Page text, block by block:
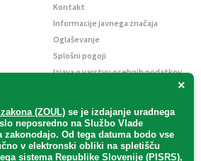
×
(ZOUL) se je izdajanje uradnega
neposredno na Službo Vlade
zakonodajo. Od tega datuma bodo vse
v elektronski obliki na spletišču
sistema Republike Slovenije (PISRS),
Kontakt
Informacije javnega značaja
Oglaševanje
Splošni pogoji
Izjava o varstvu osebnih podatkov